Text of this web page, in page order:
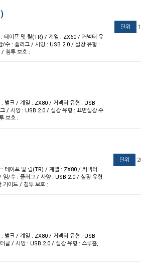
이프 및 릴(TR) / 계열 : ZX60 / 커넥터 유
/수 : 플러그 / 사양 : USB 2.0 / 실장 유형 :
/ 침투 보호 :
단위
크 / 계열 : ZX80 / 커넥터 유형 : USB -
/ 사양 : USB 2.0 / 실장 유형 : 표면실장 수
보호 :
이프 및 릴(TR) / 계열 : ZX80 / 커넥터
암/수 : 플러그 / 사양 : USB 2.0 / 실장 유형
이드 / 침투 보호 :
단위
크 / 계열 : ZX80 / 커넥터 유형 : USB -
클 / 사양 : USB 2.0 / 실장 유형 : 스루홀,